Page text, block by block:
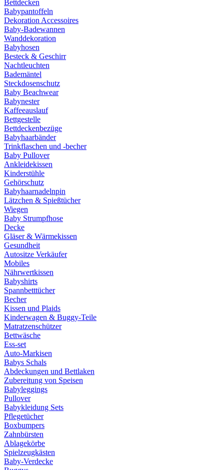
Bettdecken
Babypantoffeln
Dekoration Accessoires
Baby-Badewannen
Wanddekoration
Babyhosen
Besteck & Geschirr
Nachtleuchten
Bademäntel
Steckdosenschutz
Baby Beachwear
Babynester
Kaffeeauslauf
Bettgestelle
Bettdeckenbezüge
Babyhaarbänder
Trinkflaschen und -becher
Baby Pullover
Ankleidekissen
Kinderstühle
Gehörschutz
Babyhaarnadelnpin
Lätzchen & Spießtücher
Wiegen
Baby Strumpfhose
Decke
Gläser & Wärmekissen
Gesundheit
Autositze Verkäufer
Mobiles
Nährwertkissen
Babyshirts
Spannbetttücher
Becher
Kissen und Plaids
Kinderwagen & Buggy-Teile
Matratzenschützer
Bettwäsche
Ess-set
Auto-Markisen
Babys Schals
Abdeckungen und Bettlaken
Zubereitung von Speisen
Babyleggings
Pullover
Babykleidung Sets
Pflegetücher
Boxbumpers
Zahnbürsten
Ablagekörbe
Spielzeugkästen
Baby-Verdecke